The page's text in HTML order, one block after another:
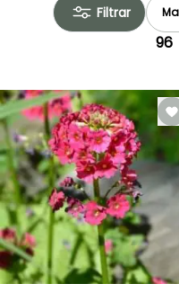
Filtrar
96